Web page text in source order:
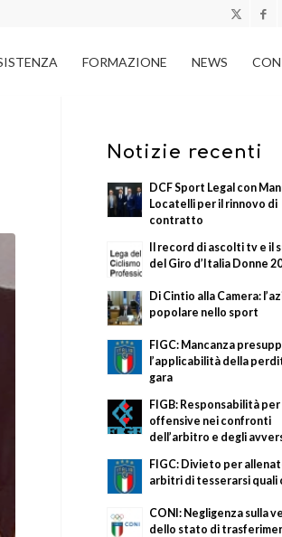
FORMAZIONE NEWS
Notizie recenti
DCF Sport Legal con
Locatelli per il rinnovo di
contratto
Il record di ascolti tv e il
del Giro d’Italia Donne
Di Cintio alla Camera:
popolare nello sport
FIGC: Mancanza
l’applicabilità della
gara
FIGB: Responsabilità
offensive nei confronti
dell’arbitro e degli
FIGC: Divieto per
arbitri di tesserarsi quali
CONI: Negligenza sulla
dello stato di